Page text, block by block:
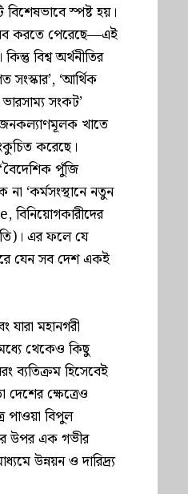
বিশেষভাবে স্পষ্ট হয়।
করতে পেরেছে—এই
বিশ্ব অর্থনীতির
‘আর্থিক
সংকট’
জনকল্যাণমূলক খাতে
করেছে।
পুঁজি
না ‘কর্মসংস্থানে নতুন
এর ফলে যে
যেন সব দেশ একই
মহানগরী
থেকেও কিছু
ব্যতিক্রম হিসেবেই
ক্ষেত্রেও
পাওয়া বিপুল
উপর এক গভীর
উন্নয়ন ও দারিদ্র্য